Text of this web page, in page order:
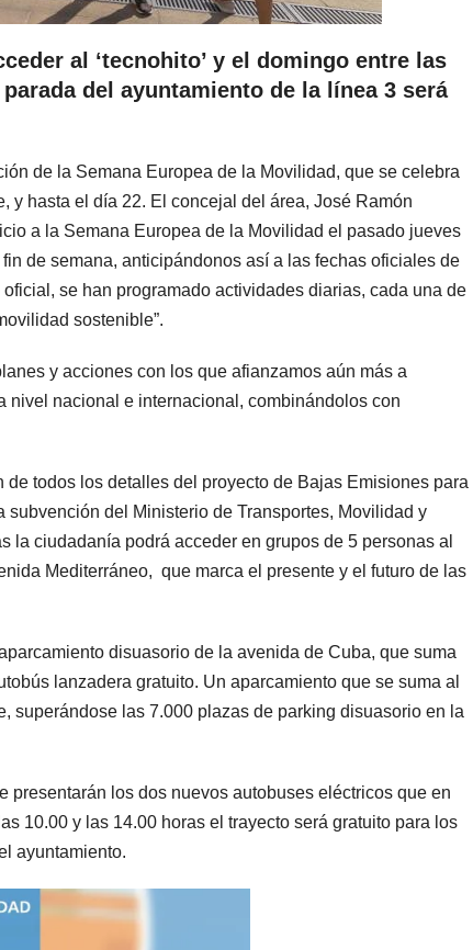
al ‘tecnohito’ y el domingo entre las
del ayuntamiento de la línea 3 será
de la Semana Europea de la Movilidad, que se celebra
y hasta el día 22. El concejal del área, José Ramón
a la Semana Europea de la Movilidad el pasado jueves
de semana, anticipándonos así a las fechas oficiales de
se han programado actividades diarias, cada una de
sostenible”.
y acciones con los que afianzamos aún más a
nivel nacional e internacional, combinándolos con
todos los detalles del proyecto de Bajas Emisiones para
del Ministerio de Transportes, Movilidad y
la ciudadanía podrá acceder en grupos de 5 personas al
Mediterráneo, que marca el presente y el futuro de las
disuasorio de la avenida de Cuba, que suma
lanzadera gratuito. Un aparcamiento que se suma al
superándose las 7.000 plazas de parking disuasorio en la
presentarán los dos nuevos autobuses eléctricos que en
10.00 y las 14.00 horas el trayecto será gratuito para los
ayuntamiento.